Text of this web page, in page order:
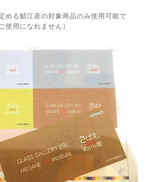
める鯖江産の対象商品のみ使用可能で
使用になれません）